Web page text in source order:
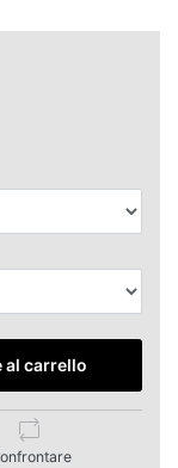
al carrello